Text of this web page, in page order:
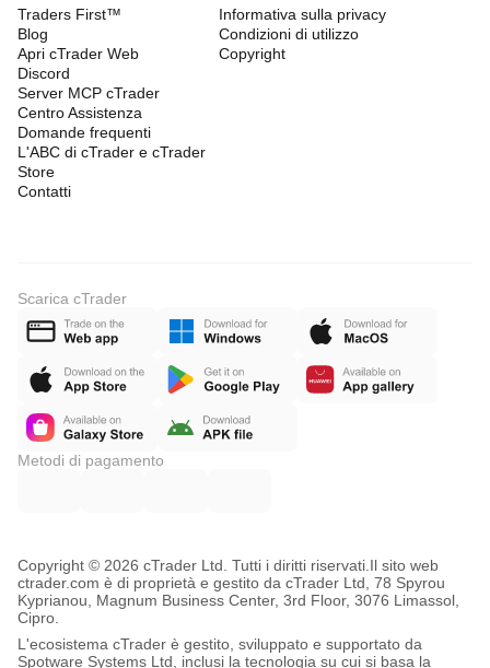
Traders First™
Blog
Apri cTrader Web
Discord
Server MCP cTrader
Centro Assistenza
Domande frequenti
L'ABC di cTrader e cTrader
Store
Contatti
Informativa sulla privacy
Condizioni di utilizzo
Copyright
Scarica cTrader
Metodi di pagamento
Copyright © 2026 cTrader Ltd. Tutti i diritti riservati. Il sito web
ctrader.com è di proprietà e gestito da cTrader Ltd, 78 Spyrou
Kyprianou, Magnum Business Center, 3rd Floor, 3076 Limassol,
Cipro.
L'ecosistema cTrader è gestito, sviluppato e supportato da
Spotware Systems Ltd, inclusi la tecnologia su cui si basa la